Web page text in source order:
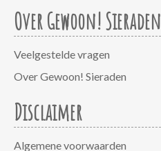
Over Gewoon! Sieraden
Veelgestelde vragen
Over Gewoon! Sieraden
Disclaimer
Algemene voorwaarden